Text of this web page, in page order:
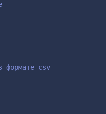
формате csv